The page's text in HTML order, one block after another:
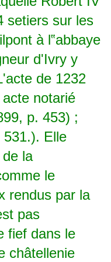
setiers sur les
à l‟abbaye
d'Ivry y
de 1232
notarié
p. 453) ;
531.). Elle
la
le
rendus par la
pas
fief dans le
châtellenie